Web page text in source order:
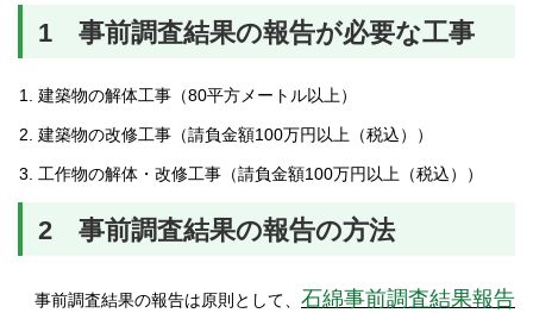
1 事前調査結果の報告が必要な工事
建築物の解体工事（80平方メートル以上）
建築物の改修工事（請負金額100万円以上（税込））
工作物の解体・改修工事（請負金額100万円以上（税込））
2 事前調査結果の報告の方法
事前調査結果の報告は原則として、 石綿事前調査結果報告